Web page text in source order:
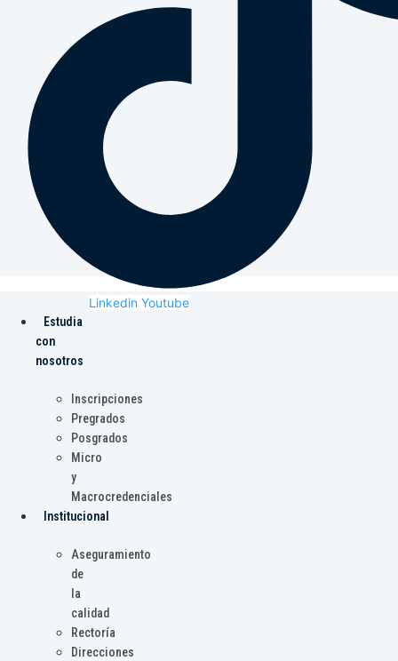
Linkedin Youtube
Estudia
con
nosotros
Inscripciones
Pregrados
Posgrados
Micro
y
Macrocredenciales
Institucional
Aseguramiento
de
la
calidad
Rectoría
Direcciones